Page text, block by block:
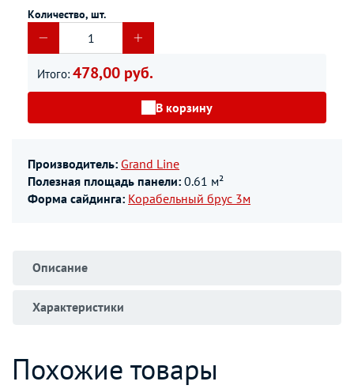
Количество, шт.
Итого: 478,00 руб.
В корзину
Производитель: Grand Line
Полезная площадь панели: 0.61 м²
Форма сайдинга: Корабельный брус 3м
Описание
Характеристики
Похожие товары